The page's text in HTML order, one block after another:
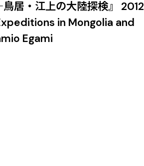
居・江上の大陸探検』 2012
in Mongolia and
Egami